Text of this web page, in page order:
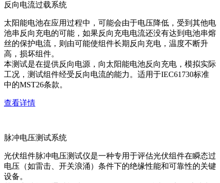
反向电流过载系统
太阳能电池在应用过程中，可能会由于电压降低，受到其他电
池串反向充电的可能，如果反向充电电流还没有达到电池串熔
丝的保护电流，则由可能使组件长期反向充电，温度不断升
高，损坏组件。
本测试是在提供反向电源，向太阳能电池反向充电，模拟实际
工况，测试组件经受反向电流的能力。适用于IEC61730标准
中的MST26条款。
查看详情
脉冲电压测试系统
光伏组件脉冲电压测试仪是一种专用于评估光伏组件在瞬态过
电压（如雷击、开关浪涌）条件下的绝缘性能和可靠性的关键
设备。